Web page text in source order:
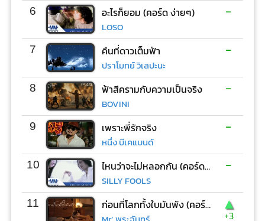
6 อะไรก็ยอม (คอร์ด ง่ายๆ)
LOSO
-
7 คืนที่ดาวเต็มฟ้า
ปราโมทย์ วิเลปะนะ
-
8 ฟ้าสีครามกับความเป็นจริง
BOVINI
-
9 เพราะพี่รักจริง
หนึ่ง บีเคแบนด์
-
10 ไหนว่าจะไม่หลอกกัน (คอร์ด ง่ายๆ)
SILLY FOOLS
-
11 ก่อนที่โลกทั้งใบมันพัง (คอร์ด ง่ายๆ) ▲
+3